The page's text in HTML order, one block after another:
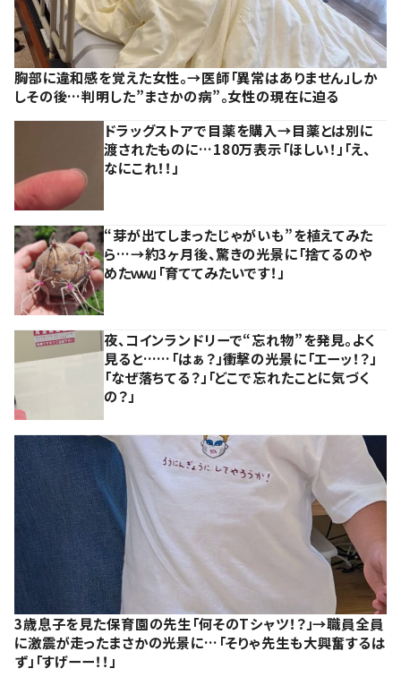
胸部に違和感を覚えた女性。→医師「異常はありません」しか
しその後…判明した”まさかの病”。女性の現在に迫る
ドラッグストアで目薬を購入→目薬とは別に
渡されたものに…180万表示「ほしい！」「え、
なにこれ！！」
“芽が出てしまったじゃがいも”を植えてみた
ら…→約3ヶ月後、驚きの光景に「捨てるのや
めたｗｗ」「育ててみたいです！」
夜、コインランドリーで“忘れ物”を発見。よく
見ると……「はぁ？」衝撃の光景に「エーッ！？」
「なぜ落ちてる？」「どこで忘れたことに気づく
の？」
3歳息子を見た保育園の先生「何そのTシャツ！？」→職員全員
に激震が走ったまさかの光景に…「そりゃ先生も大興奮するは
ず」「すげーー！！」